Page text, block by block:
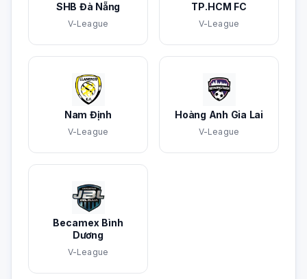
SHB Đà Nẵng
V-League
TP.HCM FC
V-League
Nam Định
V-League
Hoàng Anh Gia Lai
V-League
Becamex Bình
Dương
V-League